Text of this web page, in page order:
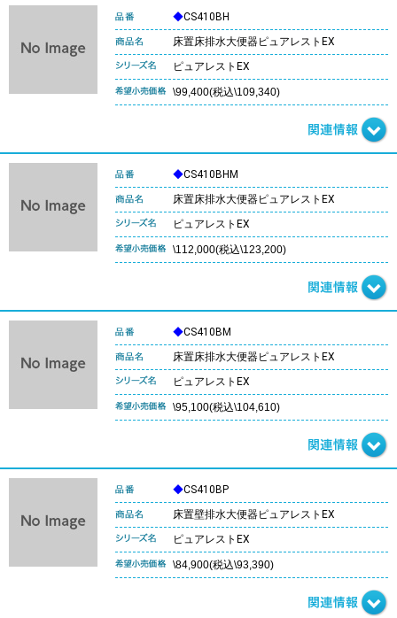
◆CS410BH
床置床排水大便器ピュアレストEX
ピュアレストEX
\99,400(税込\109,340)
◆CS410BHM
床置床排水大便器ピュアレストEX
ピュアレストEX
\112,000(税込\123,200)
◆CS410BM
床置床排水大便器ピュアレストEX
ピュアレストEX
\95,100(税込\104,610)
◆CS410BP
床置壁排水大便器ピュアレストEX
ピュアレストEX
\84,900(税込\93,390)